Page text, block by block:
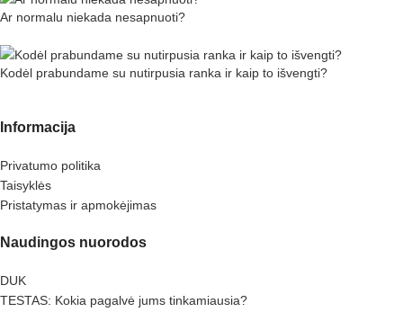
Ar normalu niekada nesapnuoti?
Kodėl prabundame su nutirpusia ranka ir kaip to išvengti?
Informacija
Privatumo politika
Taisyklės
Pristatymas ir apmokėjimas
Naudingos nuorodos
DUK
TESTAS: Kokia pagalvė jums tinkamiausia?